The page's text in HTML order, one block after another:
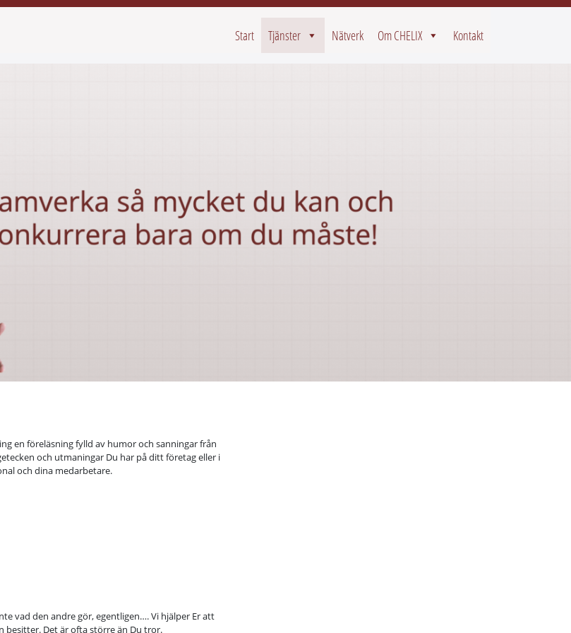
Start Tjänster Nätverk Om CHELIX Kontakt
en föreläsning fylld av humor och sanningar från
och utmaningar Du har på ditt företag eller i
och dina medarbetare.
vad den andre gör, egentligen…. Vi hjälper Er att
besitter. Det är ofta större än Du tror.